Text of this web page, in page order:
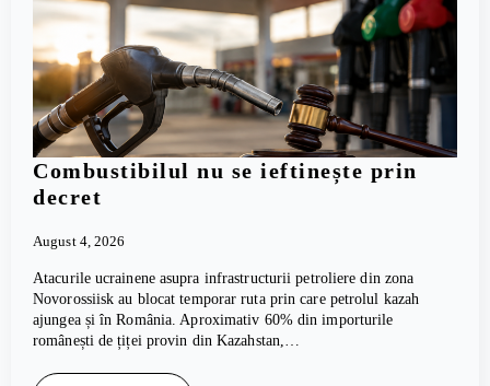
Combustibilul nu se ieftinește prin
decret
August 4, 2026
Atacurile ucrainene asupra infrastructurii petroliere din zona
Novorossiisk au blocat temporar ruta prin care petrolul kazah
ajungea și în România. Aproximativ 60% din importurile
românești de țiței provin din Kazahstan,…